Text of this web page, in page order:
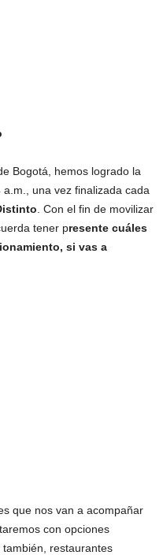
Bogotá, hemos logrado la
una vez finalizada cada
. Con el fin de movilizar
tener presente cuáles
si vas a
que nos van a acompañar
con opciones
restaurantes